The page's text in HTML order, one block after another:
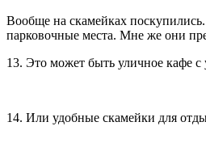
Вообще на скамейках
парковочные места. Мне же они
13. Это может быть уличное кафе
14. Или удобные скамейки для